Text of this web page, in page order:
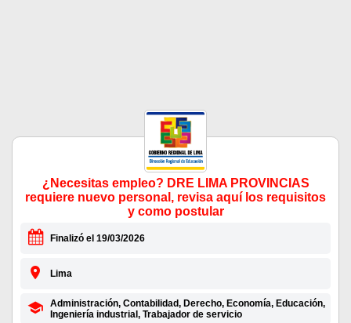
¿Necesitas empleo? DRE LIMA PROVINCIAS
requiere nuevo personal, revisa aquí los requisitos
y como postular
Finalizó el 19/03/2026
Lima
Administración, Contabilidad, Derecho, Economía, Educación,
Ingeniería industrial, Trabajador de servicio